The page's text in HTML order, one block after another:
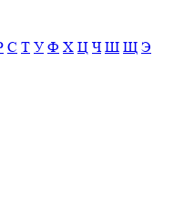
С Т У Ф Х Ц Ч Ш Щ Э